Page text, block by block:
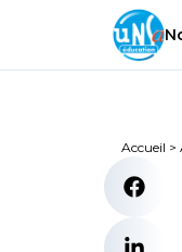
Accueil >